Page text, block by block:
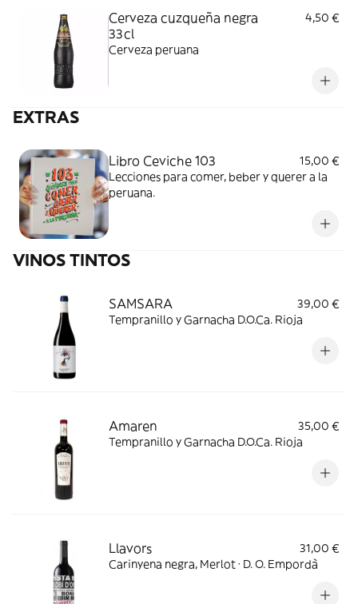
Cerveza cuzqueña negra
33cl
4,50 €
Cerveza peruana
EXTRAS
Libro Ceviche 103
15,00 €
Lecciones para comer, beber y querer a la
peruana.
VINOS TINTOS
SAMSARA
39,00 €
Tempranillo y Garnacha D.O.Ca. Rioja
Amaren
35,00 €
Tempranillo y Garnacha D.O.Ca. Rioja
Llavors
31,00 €
Carinyena negra, Merlot · D. O. Empordà